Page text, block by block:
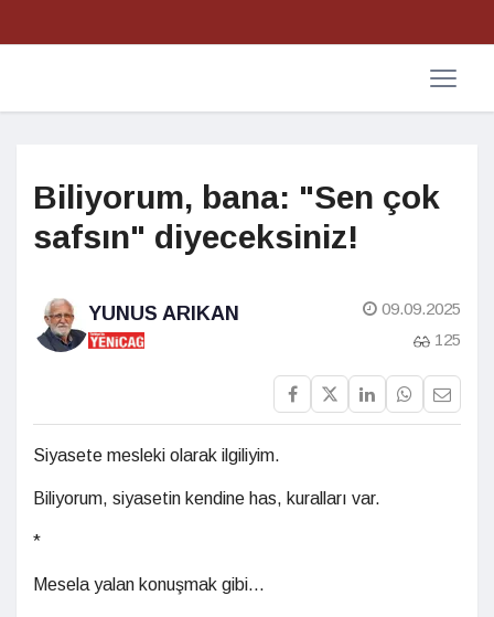
Biliyorum, bana: "Sen çok
safsın" diyeceksiniz!
YUNUS ARIKAN
09.09.2025
125
Siyasete mesleki olarak ilgiliyim.
Biliyorum, siyasetin kendine has, kuralları var.
*
Mesela yalan konuşmak gibi...